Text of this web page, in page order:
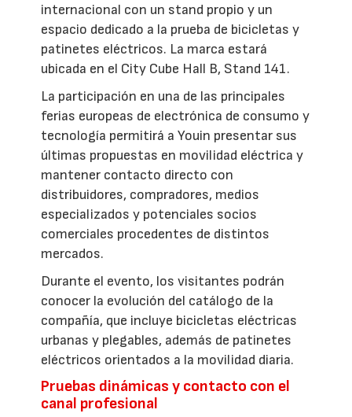
internacional con un stand propio y un
espacio dedicado a la prueba de bicicletas y
patinetes eléctricos. La marca estará
ubicada en el City Cube Hall B, Stand 141.
La participación en una de las principales
ferias europeas de electrónica de consumo y
tecnología permitirá a Youin presentar sus
últimas propuestas en movilidad eléctrica y
mantener contacto directo con
distribuidores, compradores, medios
especializados y potenciales socios
comerciales procedentes de distintos
mercados.
Durante el evento, los visitantes podrán
conocer la evolución del catálogo de la
compañía, que incluye bicicletas eléctricas
urbanas y plegables, además de patinetes
eléctricos orientados a la movilidad diaria.
Pruebas dinámicas y contacto con el
canal profesional